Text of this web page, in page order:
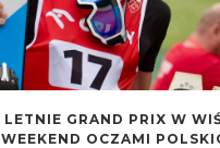
LETNIE GRAND PRIX W
WEEKEND OCZAMI